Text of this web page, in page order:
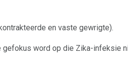
en vaste gewrigte).
word op die Zika-infeksie